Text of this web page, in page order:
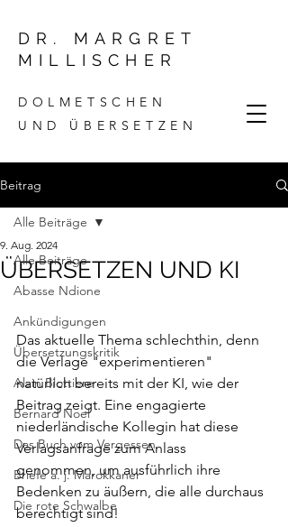
DR. MARGRET
MILLISCHER
DOLMETSCHEN
UND ÜBERSETZEN
Beitrag
Alle Beiträge
Abasse Ndione
Ankündigungen
Übersetzungskritik
Alain Blottiere
Bernard Noel
Das Buch vom Vergessen
Briefe a. j. Marokkaner
Die rote Schwalbe
Alle Beiträge
ÜBERSETZEN UND KI
9. Aug. 2024
Das aktuelle Thema schlechthin, denn
die Verlage "experimentieren"
natürlich bereits mit der KI, wie der
Beitrag zeigt. Eine engagierte
niederländische Kollegin hat diese
Verlagsanfrage zum Anlass
genommen, um ausführlich ihre
Bedenken zu äußern, die alle durchaus
berechtigt sind!